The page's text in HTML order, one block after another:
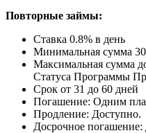
Повторные займы:
Ставка 0.8% в день
Минимальная сумма
Максимальная сумма
Статуса Программы
Срок от 31 до 60 дней
Погашение: Одним
Продление: Доступно.
Досрочное погашение: